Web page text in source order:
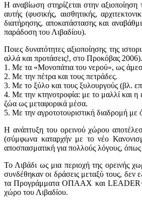
Η αναβίωση στηρίζεται στην αξιοποίηση
αυτής (φυσικής, αισθητικής,
διατήρησης, αποκατάστασης και
παράδοση του Λιβαδίου).
Ποιες δυνατότητες αξιοποίησης της
αλλά και προτάσεις!, στο Προκόβας 2006).
1. Με τα «Μονοπάτια του νερού», ως
2. Με την πέτρα και τους πετράδες.
3. Με το ξύλο και τους ξυλουργούς (βλ.
4. Με την κτηνοτροφία: με το μαλλί και η
ζώα ως μεταφορικά μέσα.
5. Με την αγροτοτουριστική διαδρομή
Η ανάπτυξη του ορεινού χώρου
(σύμφωνα καταρχήν με το νέο
αποσπασματική για πολλούς λόγους,
Το Λιβάδι ως μια περιοχή της ορεινής
συνδέθηκαν οι δράσεις μεταξύ τους,
τα Προγράμματα ΟΠΑΑΧ και LEADER+
χώρο του Λιβαδίου.